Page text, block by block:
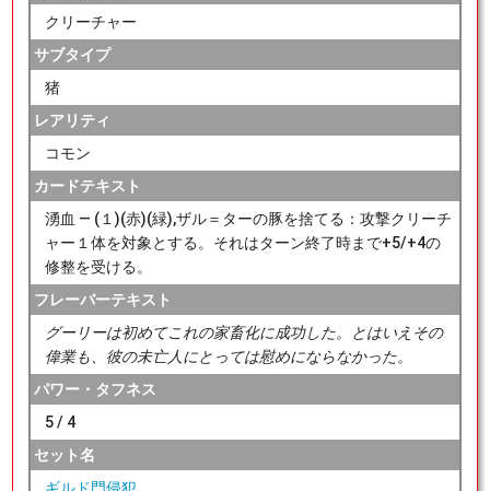
クリーチャー
サブタイプ
猪
レアリティ
コモン
カードテキスト
湧血 ― (１)(赤)(緑),ザル＝ターの豚を捨てる：攻撃クリーチ
ャー１体を対象とする。それはターン終了時まで+5/+4の
修整を受ける。
フレーバーテキスト
グーリーは初めてこれの家畜化に成功した。とはいえその
偉業も、彼の未亡人にとっては慰めにならなかった。
パワー・タフネス
5 / 4
セット名